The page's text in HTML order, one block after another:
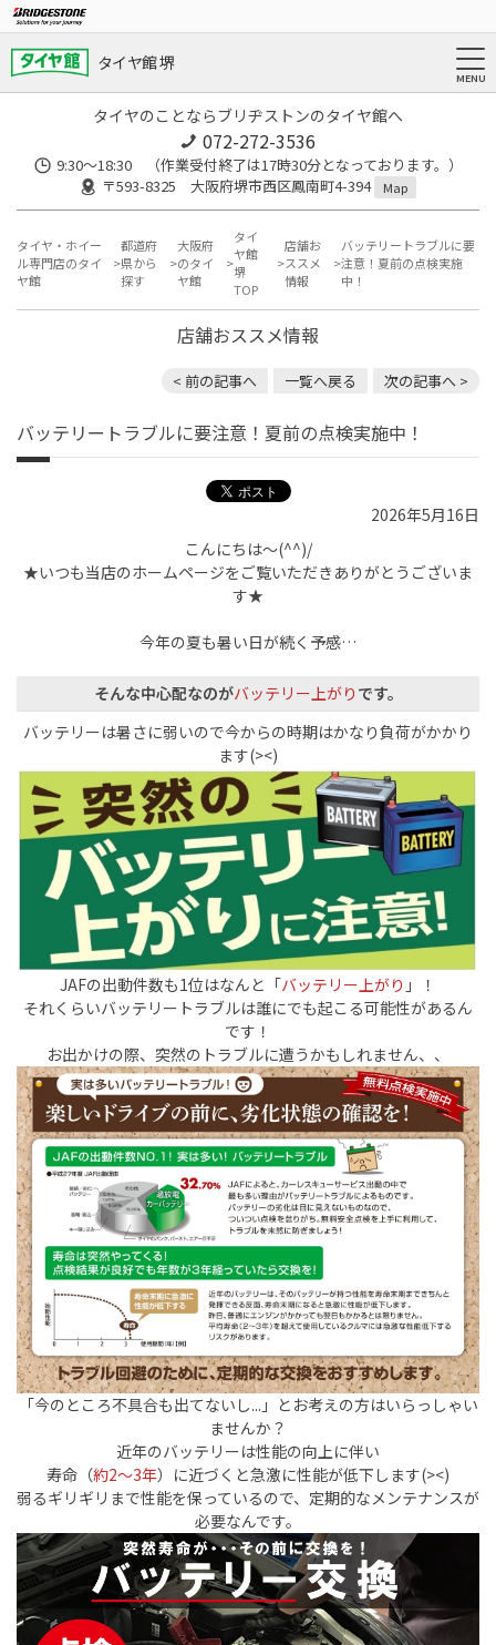
タイヤ館 堺
タイヤのことならブリヂストンのタイヤ館へ
072-272-3536
9:30〜18:30 （作業受付終了は17時30分となっております。）
〒593-8325 大阪府堺市西区鳳南町4-394
Map
タイヤ・ホイー
ル専門店のタイ
ヤ館
都道府
県から
探す
大阪府
のタイ
ヤ館
タイ
ヤ館
堺
TOP
店舗お
ススメ
情報
バッテリートラブルに要
注意！夏前の点検実施
中！
店舗おススメ情報
< 前の記事へ 一覧へ戻る 次の記事へ >
バッテリートラブルに要注意！夏前の点検実施中！
2026年5月16日
こんにちは～(^^)/
★いつも当店のホームページをご覧いただきありがとうございま
す★
今年の夏も暑い日が続く予感…
そんな中心配なのがバッテリー上がり です。
バッテリーは暑さに弱いので今からの時期はかなり負荷がかかり
ます(><)
JAFの出動件数も1位はなんと「バッテリー上がり 」！
それくらいバッテリートラブルは誰にでも起こる可能性があるん
です！
お出かけの際、突然のトラブルに遭うかもしれません、、
「今のところ不具合も出てないし...」とお考えの方はいらっしゃい
ませんか？
近年のバッテリーは性能の向上に伴い
寿命（約2～3年）に近づくと急激に性能が低下します(><)
弱るギリギリまで性能を保っているので、定期的なメンテナンスが
必要なんです。